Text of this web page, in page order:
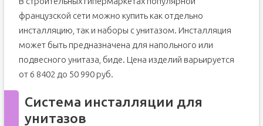
французской сети можно купить как отдельно
инсталляцию, так и наборы с унитазом. Инсталляция
может быть предназначена для напольного или
подвесного унитаза, биде. Цена изделий варьируется
от 6 8402 до 50 990 руб.
Система инсталляции для
унитазов